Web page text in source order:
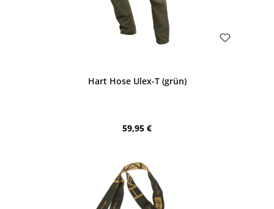
Hart Hose Ulex-T (grün)
Regulärer Preis:
59,95 €